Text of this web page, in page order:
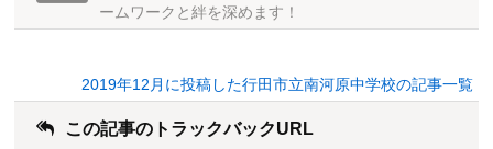
ームワークと絆を深めます！
2019年12月に投稿した行田市立南河原中学校の記事一覧
この記事のトラックバックURL